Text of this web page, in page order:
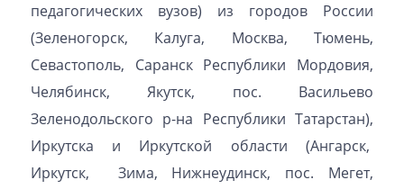
педагогических вузов) из городов России
(Зеленогорск, Калуга, Москва, Тюмень,
Севастополь, Саранск Республики Мордовия,
Челябинск, Якутск, пос. Васильево
Зеленодольского р-на Республики Татарстан),
Иркутска и Иркутской области (Ангарск,
Иркутск, Зима, Нижнеудинск, пос. Мегет,